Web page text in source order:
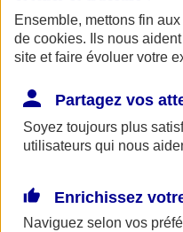
Épargne retraite
Ensemble, mettons fin
de cookies. Ils nous
site et faire évoluer votre
Partagez vos
Soyez toujours plus
utilisateurs qui nous
Enrichissez
Naviguez selon vos